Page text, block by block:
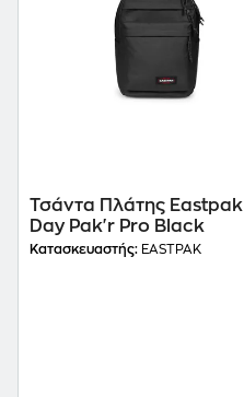
Τσάντα Πλάτης Eastpak
Day Pak'r Pro Black
Κατασκευαστής: EASTPAK